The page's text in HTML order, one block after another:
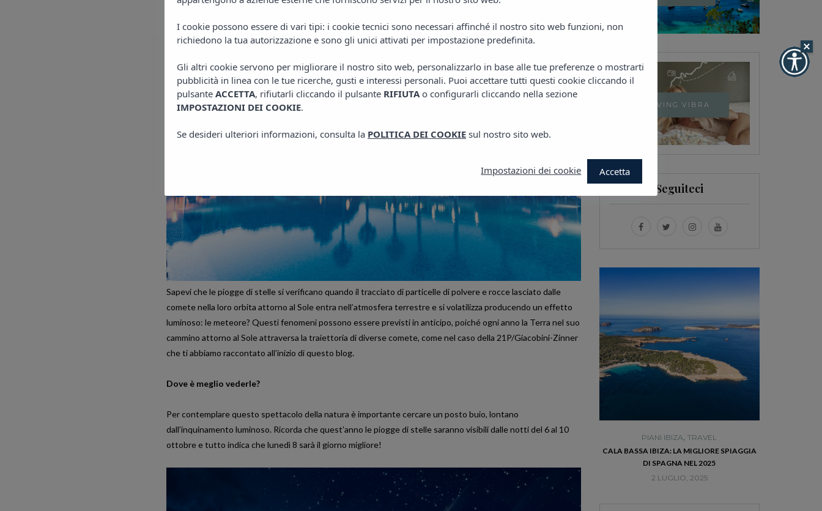
molti altri luoghi di interesse. Ti consigliamo anche di percorrere le strade del porto, dove troverai numerosi
ristoranti dove provare alcuni dei piatti tipici della cucina menorchina.
Sapevi che le piogge di stelle si verificano quando il tracciato di particelle di polvere e rocce lasciato dalle
comete nella loro orbita attorno al Sole entra nell’atmosfera terrestre e si volatilizza producendo un effetto
luminoso: le meteore? Questi fenomeni possono essere previsti in anticipo, poiché ogni anno la Terra nel suo
cammino attorno al Sole attraversa la traiettoria di diverse comete, come nel caso della 21P/Giacobini-Zinner
che ti abbiamo raccontato all’inizio di questo blog.
Dove è meglio vederle?
Per contemplare questo spettacolo della natura è importante cercare un posto buio, lontano
dall’inquinamento luminoso. Ricorda che quest’anno le piogge di stelle saranno visibili dalle notti del 6 al 10
ottobre e tutto indica che lunedì 8 sarà il giorno migliore!
LIVING VIBRA
Seguiteci
FIERA MEDIEVALE IBIZA: ECCO COM’È
TOUR DELL’ENTROTERRA: QUESTI SONO I
18 APRILE, 2025
10 LUGLIO, 2025
PIANI IBIZA,TRAVEL
CALA BASSA IBIZA: LA MIGLIORE SPIAGGIA
DI SPAGNA NEL 2025
2 LUGLIO, 2025
I cookie possono essere di vari tipi: i cookie tecnici sono necessari affinché il nostro sito web funzioni, non
richiedono la tua autorizzazione e sono gli unici attivati per impostazione predefinita.
Gli altri cookie servono per migliorare il nostro sito web, personalizzarlo in base alle tue preferenze o mostrarti
pubblicità in linea con le tue ricerche, gusti e interessi personali. Puoi accettare tutti questi cookie cliccando il
pulsante ACCETTA, rifiutarli cliccando il pulsante RIFIUTAo configurarli cliccando nella sezione
IMPOSTAZIONI DEI COOKIE.
Se desideri ulteriori informazioni, consulta la POLITICA DEI COOKIEsul nostro sito web.
Impostazioni dei cookie Accetta